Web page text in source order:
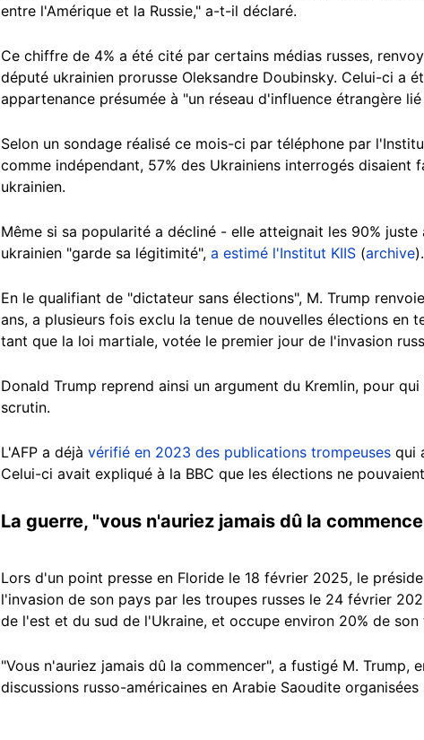
entre l'Amérique et la Russie," a-t-il déclaré.
Ce chiffre de 4% a été cité par certains médias russes,
député ukrainien prorusse Oleksandre Doubinsky. Celui-ci a
appartenance présumée à "un réseau d'influence étrangère lié
Selon un sondage réalisé ce mois-ci par téléphone par
comme indépendant, 57% des Ukrainiens interrogés
ukrainien.
Même si sa popularité a décliné - elle atteignait les 90%
ukrainien "garde sa légitimité", a estimé l'Institut KIIS (archive).
En le qualifiant de "dictateur sans élections", M. Trump
ans, a plusieurs fois exclu la tenue de nouvelles élections en
tant que la loi martiale, votée le premier jour de l'invasion
Donald Trump reprend ainsi un argument du Kremlin, pour
scrutin.
L'AFP a déjà vérifié en 2023 des publications trompeuses qui
Celui-ci avait expliqué à la BBC que les élections ne
La guerre, "vous n'auriez jamais dû la
Lors d'un point presse en Floride le 18 février 2025, le
l'invasion de son pays par les troupes russes le 24 février
de l'est et du sud de l'Ukraine, et occupe environ 20% de son
"Vous n'auriez jamais dû la commencer", a fustigé M.
discussions russo-américaines en Arabie Saoudite